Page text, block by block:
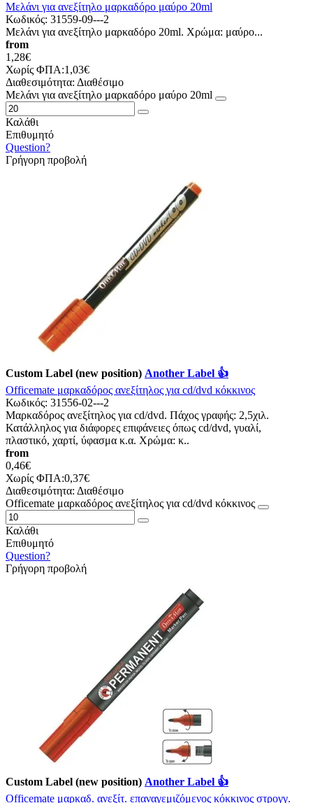
Μελάνι για ανεξίτηλο μαρκαδόρο μαύρο 20ml
Κωδικός: 31559-09---2
Μελάνι για ανεξίτηλο μαρκαδόρο 20ml. Χρώμα: μαύρο...
from
1,28€
Χωρίς ΦΠΑ:1,03€
Διαθεσιμότητα: Διαθέσιμο
Μελάνι για ανεξίτηλο μαρκαδόρο μαύρο 20ml
Καλάθι
Επιθυμητό
Question?
Γρήγορη προβολή
Custom Label (new position) Another Label 👍
Officemate μαρκαδόρος ανεξίτηλος για cd/dvd κόκκινος
Κωδικός: 31556-02---2
Μαρκαδόρος ανεξίτηλος για cd/dvd. Πάχος γραφής: 2,5χιλ.
Κατάλληλος για διάφορες επιφάνειες όπως cd/dvd, γυαλί,
πλαστικό, χαρτί, ύφασμα κ.α. Χρώμα: κ..
from
0,46€
Χωρίς ΦΠΑ:0,37€
Διαθεσιμότητα: Διαθέσιμο
Officemate μαρκαδόρος ανεξίτηλος για cd/dvd κόκκινος
Καλάθι
Επιθυμητό
Question?
Γρήγορη προβολή
Custom Label (new position) Another Label 👍
Officemate μαρκαδ. ανεξίτ. επαναγεμιζόμενος κόκκινος στρογγ.